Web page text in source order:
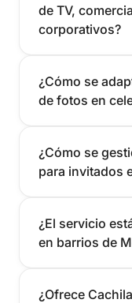
de TV,
corporativos?
¿Cómo se
de fotos en
¿Cómo se
para invitados
¿El servicio
en barrios de
¿Ofrece